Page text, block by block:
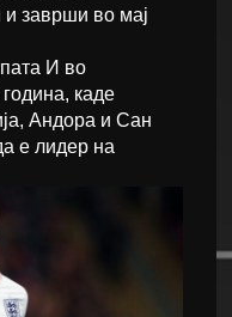
и заврши во мај
И во
каде
Андора и Сан
е лидер на